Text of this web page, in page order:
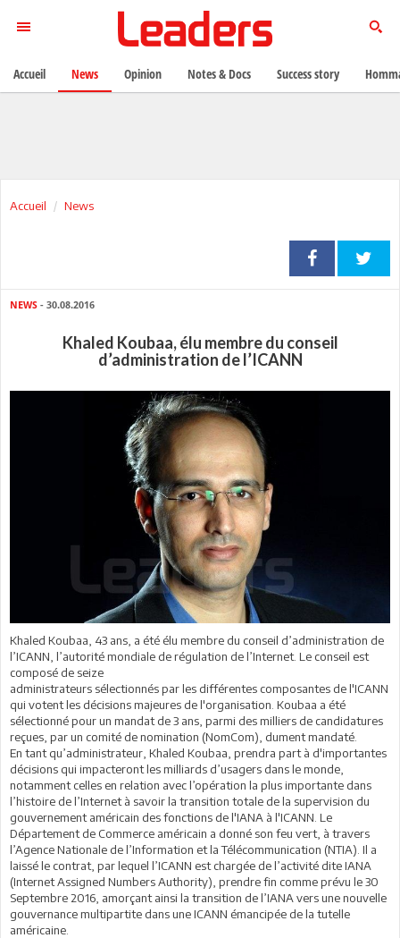
Accueil News
NEWS - 30.08.2016
Khaled Koubaa, élu membre du conseil
d’administration de l’ICANN
Khaled Koubaa, 43 ans, a été élu membre du conseil d’administration de
l’ICANN, l’autorité mondiale de régulation de l’Internet. Le conseil est
composé de seize
administrateurs sélectionnés par les différentes composantes de l'ICANN
qui votent les décisions majeures de l'organisation. Koubaa a été
sélectionné pour un mandat de 3 ans, parmi des milliers de candidatures
reçues, par un comité de nomination (NomCom), dument mandaté.
En tant qu’administrateur, Khaled Koubaa, prendra part à d'importantes
décisions qui impacteront les milliards d’usagers dans le monde,
notamment celles en relation avec l’opération la plus importante dans
l’histoire de l’Internet à savoir la transition totale de la supervision du
gouvernement américain des fonctions de l'IANA à l'ICANN. Le
Département de Commerce américain a donné son feu vert, à travers
l’Agence Nationale de l’Information et la Télécommunication (NTIA). Il a
laissé le contrat, par lequel l’ICANN est chargée de l’activité dite IANA
(Internet Assigned Numbers Authority), prendre fin comme prévu le 30
Septembre 2016, amorçant ainsi la transition de l’IANA vers une nouvelle
gouvernance multipartite dans une ICANN émancipée de la tutelle
américaine.
Accueil News Opinion Notes & Docs Success story